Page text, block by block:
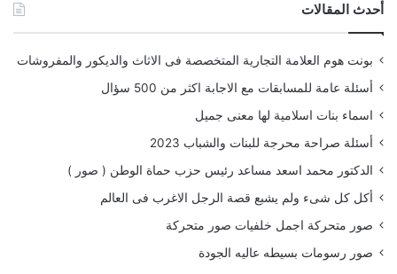
أحدث المقالات
بونت هوم العلامة التجارية المتخصصة فى الاثاث والديكور والمفروشات
أسئلة عامة للمسابقات مع الاجابة اكثر من 500 سؤال
اسماء بنات اسلامية لها معنى جميل
أسئلة صراحة محرجة للبنات والشباب 2023
الدكتور محمد اسعد مساعد رئيس حزب حماة الوطن ( صور )
أكل كل شىء ولم يشبع قصة الرجل الاغرب فى العالم
صور متحركة اجمل خلفيات صور متحركة
صور رسومات بسيطه عاليه الجودة